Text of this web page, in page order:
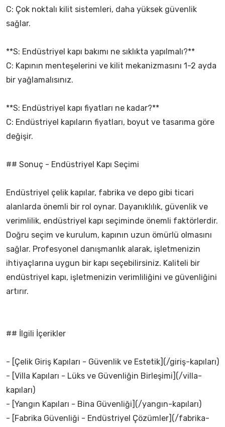
C: Çok noktalı kilit sistemleri, daha yüksek güvenlik
sağlar.
**S: Endüstriyel kapı bakımı ne sıklıkta yapılmalı?**
C: Kapının menteşelerini ve kilit mekanizmasını 1-2 ayda
bir yağlamalısınız.
**S: Endüstriyel kapı fiyatları ne kadar?**
C: Endüstriyel kapıların fiyatları, boyut ve tasarıma göre
değişir.
## Sonuç - Endüstriyel Kapı Seçimi
Endüstriyel çelik kapılar, fabrika ve depo gibi ticari
alanlarda önemli bir rol oynar. Dayanıklılık, güvenlik ve
verimlilik, endüstriyel kapı seçiminde önemli faktörlerdir.
Doğru seçim ve kurulum, kapının uzun ömürlü olmasını
sağlar. Profesyonel danışmanlık alarak, işletmenizin
ihtiyaçlarına uygun bir kapı seçebilirsiniz. Kaliteli bir
endüstriyel kapı, işletmenizin verimliliğini ve güvenliğini
artırır.
## İlgili İçerikler
- [Çelik Giriş Kapıları - Güvenlik ve Estetik](/giriş-kapıları)
- [Villa Kapıları - Lüks ve Güvenliğin Birleşimi](/villa-
kapıları)
- [Yangın Kapıları - Bina Güvenliği](/yangın-kapıları)
- [Fabrika Güvenliği - Endüstriyel Çözümler](/fabrika-